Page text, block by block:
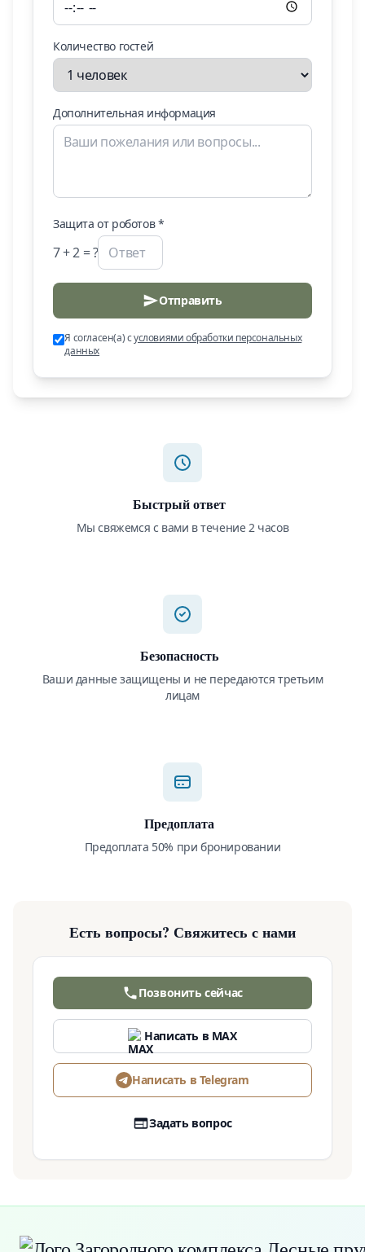
Количество гостей
Дополнительная информация
Защита от роботов *
7+2 = ?
Отправить
Я согласен(а) сусловиями обработки персональных
данных
Быстрый ответ
Мы свяжемся с вами в течение 2 часов
Безопасность
Ваши данные защищены и не передаются третьим
лицам
Предоплата
Предоплата 50% при бронировании
Есть вопросы? Свяжитесь с нами
Позвонить сейчас
Написать в MAX
Написать в Telegram
Задать вопрос